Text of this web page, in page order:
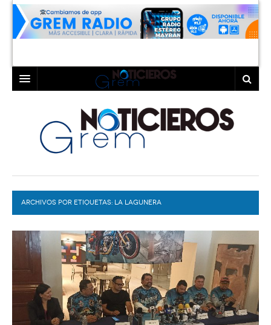
LAGUNA
TORREÓN
GÓMEZ PALACIO
LERDO
COAHUILA
DURANGO
DEPORTES
EL EXACTO
EXA INFORMA
GLOBO
CONTEXTOS
DIÁLOGOS CON LA HISTORIA
COLABORADORES
ACTUALIDADES GREM
ARCHIVOS POR ETIQUETAS: LA LAGUNERA